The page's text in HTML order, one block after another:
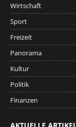
Wirtschaft
Sport
Freizeit
Panorama
Kultur
Politik
Finanzen
AKTUELLE ARTIKEL